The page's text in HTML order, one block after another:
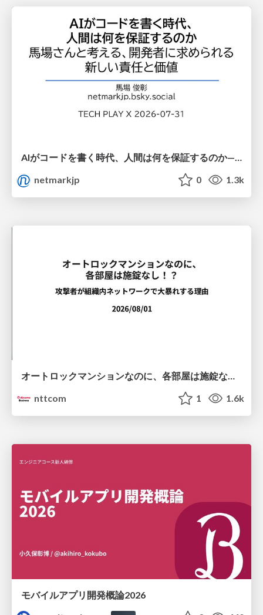
AIがコードを書く時代、人間は何を保証するのか———馬場さんと考える、開発者に求められる新しい責任と価値 - TECH PLAY
netmarkjp
0 1.3k
オートロックマンションなのに、各部屋は施錠なし！？ 攻撃者が組織内ネットワークで大暴れする理由 / The Front Door Is Locked, but the Rooms Are Wide Open: Why Attackers Move Freely Inside Enterprise Networks
nttcom
1 1.6k
モバイルアプリ開発概論2026